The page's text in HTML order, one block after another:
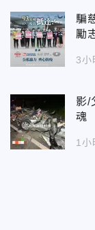
騙
勵
3小
影/
魂
1小